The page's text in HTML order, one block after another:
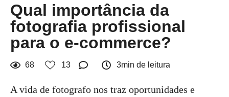
Qual importância da
fotografia profissional
para o e-commerce?
68 13 3min de leitura
A vida de fotografo nos traz oportunidades e